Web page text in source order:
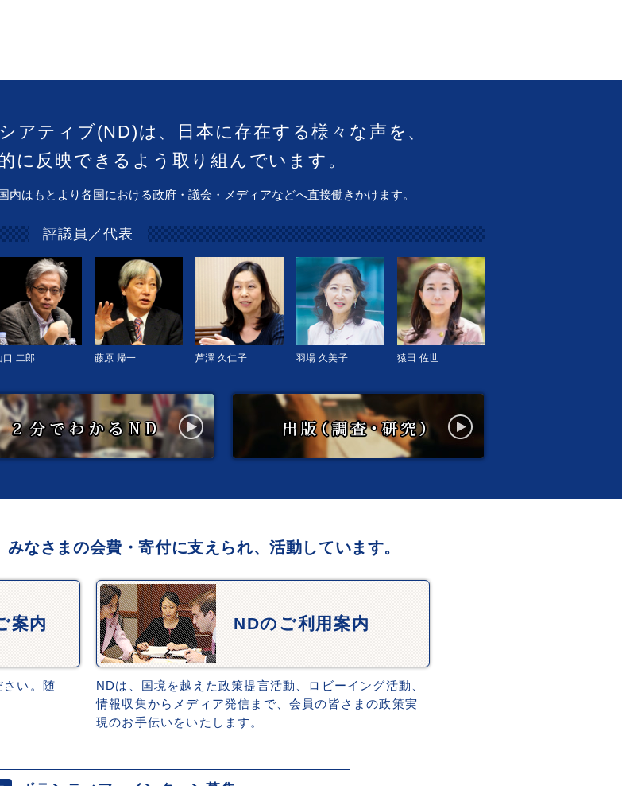
アティブ(ND)は、日本に存在する様々な声を、
に反映できるよう取り組んでいます。
内はもとより各国における政府・議会・メディアなどへ直接働きかけます。
評議員／代表
口 二郎 藤原 帰一 芦澤 久仁子 羽場 久美子 猿田 佐世
なさまの会費・寄付に支えられ、活動しています。
案内
さい。随
NDのご利用案内
NDは、国境を越えた政策提言活動、ロビーイング活動、
情報収集からメディア発信まで、会員の皆さまの政策実
現のお手伝いをいたします。